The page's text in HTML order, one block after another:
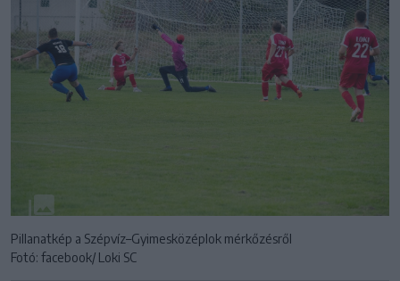
Pillanatkép a Szépvíz–Gyimesközéplok mérkőzésről
Fotó: facebook/ Loki SC